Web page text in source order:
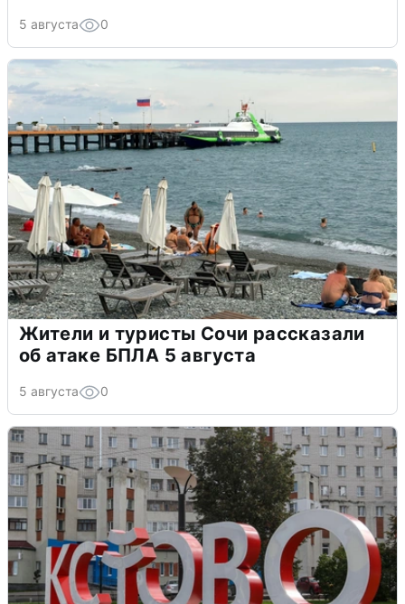
5 августа 0
Жители и туристы Сочи рассказали
об атаке БПЛА 5 августа
5 августа 0